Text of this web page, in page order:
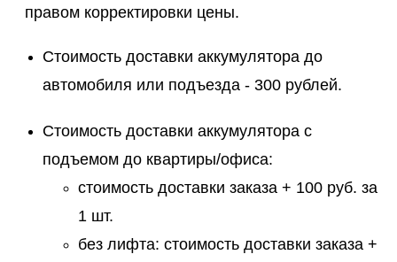
правом корректировки цены.
Стоимость доставки аккумулятора до
автомобиля или подъезда - 300 рублей.
Стоимость доставки аккумулятора с
подъемом до квартиры/офиса:
стоимость доставки заказа + 100 руб. за
1 шт.
без лифта: стоимость доставки заказа +